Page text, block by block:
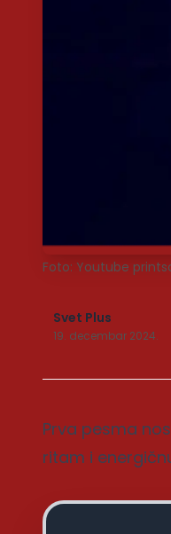
Foto: Youtube
Svet Plus
19. decembar 2024.
Prva pesma
ritam i